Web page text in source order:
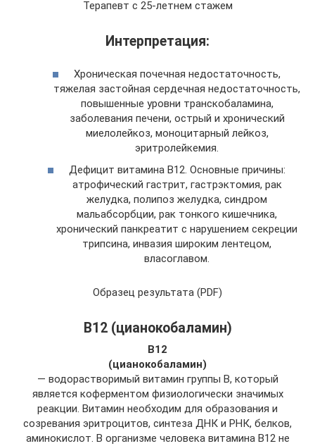
Терапевт с 25-летнем стажем
Интерпретация:
Хроническая почечная недостаточность,
тяжелая застойная сердечная недостаточность,
повышенные уровни транскобаламина,
заболевания печени, острый и хронический
миелолейкоз, моноцитарный лейкоз,
эритролейкемия.
Дефицит витамина В12. Основные причины:
атрофический гастрит, гастрэктомия, рак
желудка, полипоз желудка, синдром
мальабсорбции, рак тонкого кишечника,
хронический панкреатит с нарушением секреции
трипсина, инвазия широким лентецом,
власоглавом.
Образец результата (PDF)
В12 (цианокобаламин)
В12
(цианокобаламин)
— водорастворимый витамин группы В, который
является коферментом физиологически значимых
реакции. Витамин необходим для образования и
созревания эритроцитов, синтеза ДНК и РНК, белков,
аминокислот. В организме человека витамина В12 не